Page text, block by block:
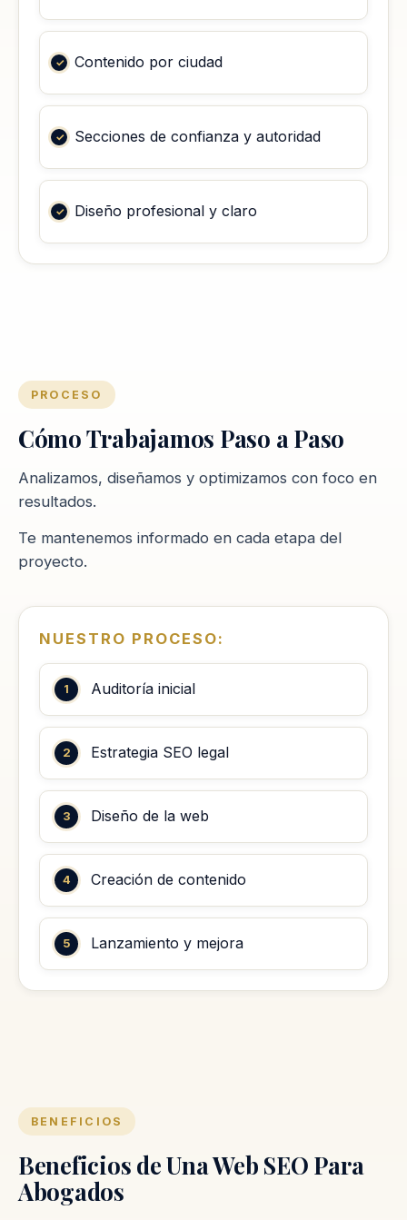
Contenido por ciudad
Secciones de confianza y autoridad
Diseño profesional y claro
NUESTRO PROCESO:
Auditoría inicial
Estrategia SEO legal
Diseño de la web
Creación de contenido
Lanzamiento y mejora
PROCESO
Cómo Trabajamos Paso a Paso
Analizamos, diseñamos y optimizamos con foco en
resultados.
Te mantenemos informado en cada etapa del
proyecto.
BENEFICIOS
Beneficios de Una Web SEO Para
Abogados